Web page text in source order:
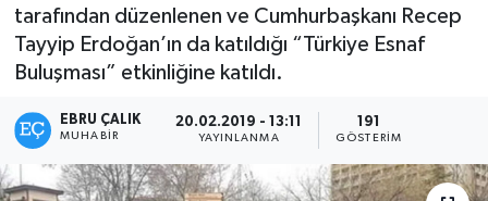
tarafından düzenlenen ve Cumhurbaşkanı Recep
Tayyip Erdoğan’ın da katıldığı “Türkiye Esnaf
Buluşması” etkinliğine katıldı.
EBRU ÇALIK
MUHABIR
20.02.2019 - 13:11
YAYINLANMA
191
GÖSTERIM